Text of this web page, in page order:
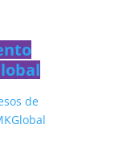
de